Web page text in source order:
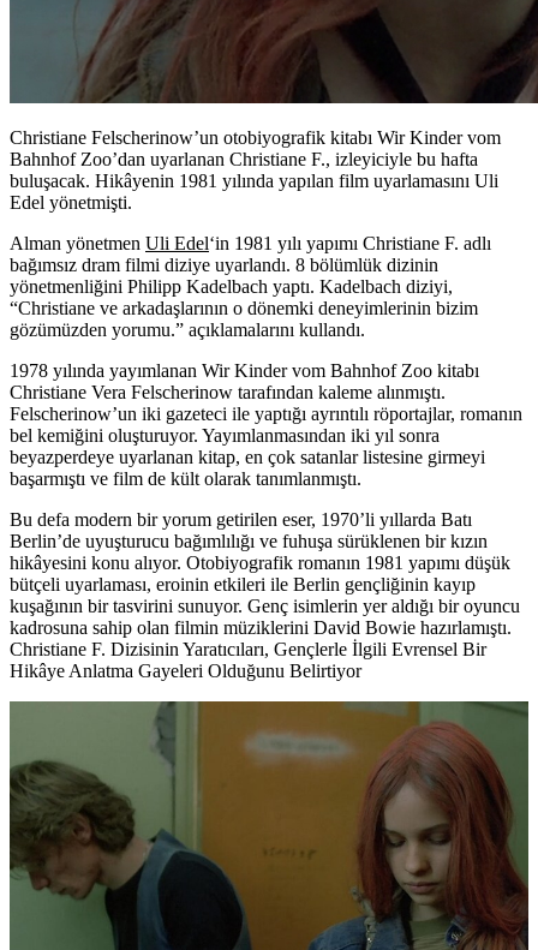
Christiane Felscherinow’un otobiyografik kitabı Wir Kinder vom
Bahnhof Zoo’dan uyarlanan Christiane F., izleyiciyle bu hafta
buluşacak. Hikâyenin 1981 yılında yapılan film uyarlamasını Uli
Edel yönetmişti.
Alman yönetmen Uli Edel‘in 1981 yılı yapımı Christiane F. adlı
bağımsız dram filmi diziye uyarlandı. 8 bölümlük dizinin
yönetmenliğini Philipp Kadelbach yaptı. Kadelbach diziyi,
“Christiane ve arkadaşlarının o dönemki deneyimlerinin bizim
gözümüzden yorumu.” açıklamalarını kullandı.
1978 yılında yayımlanan Wir Kinder vom Bahnhof Zoo kitabı
Christiane Vera Felscherinow tarafından kaleme alınmıştı.
Felscherinow’un iki gazeteci ile yaptığı ayrıntılı röportajlar, romanın
bel kemiğini oluşturuyor. Yayımlanmasından iki yıl sonra
beyazperdeye uyarlanan kitap, en çok satanlar listesine girmeyi
başarmıştı ve film de kült olarak tanımlanmıştı.
Bu defa modern bir yorum getirilen eser, 1970’li yıllarda Batı
Berlin’de uyuşturucu bağımlılığı ve fuhuşa sürüklenen bir kızın
hikâyesini konu alıyor. Otobiyografik romanın 1981 yapımı düşük
bütçeli uyarlaması, eroinin etkileri ile Berlin gençliğinin kayıp
kuşağının bir tasvirini sunuyor. Genç isimlerin yer aldığı bir oyuncu
kadrosuna sahip olan filmin müziklerini David Bowie hazırlamıştı.
Christiane F. Dizisinin Yaratıcıları, Gençlerle İlgili Evrensel Bir
Hikâye Anlatma Gayeleri Olduğunu Belirtiyor